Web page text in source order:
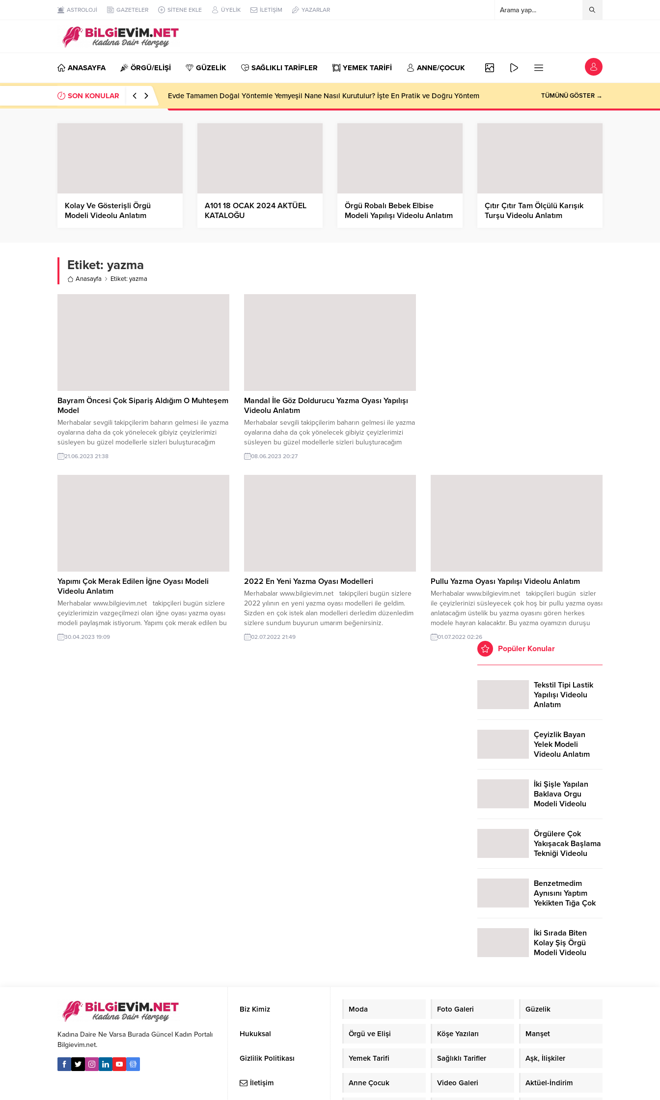
ASTROLOJİ GAZETELER SİTENE EKLE ÜYELİK İLETİŞİM YAZARLAR
ANASAYFA ÖRGÜ/ELİŞİ GÜZELİK SAĞLIKLI TARİFLER YEMEK TARİFİ ANNE/ÇOCUK
SON KONULAR Evde Tamamen Doğal Yöntemle Yemyeşil Nane Nasıl Kurutulur? İşte En Pratik ve Doğru Yöntem TÜMÜNÜ GÖSTER →
Kolay Ve Gösterişli Örgü
Modeli Videolu Anlatım
A101 18 OCAK 2024 AKTÜEL
KATALOĞU
Örgü Robalı Bebek Elbise
Modeli Yapılışı Videolu Anlatım
Çıtır Çıtır Tam Ölçülü Karışık
Turşu Videolu Anlatım
Etiket: yazma
Anasayfa Etiket: yazma
Bayram Öncesi Çok Sipariş Aldığım O Muhteşem
Model
Merhabalar sevgili takipçilerim baharın gelmesi ile yazma
oyalarına daha da çok yönelecek gibiyiz çeyizlerimizi
süsleyen bu güzel modellerle sizleri buluşturacağım
inşallah. Hemen yazmamızın görselini sizlerle paylaşmak
istiyorum. Bugün sizlere TIĞ ile rengarenk çiçekli oyası
21.06.2023 21:38
Mandal İle Göz Doldurucu Yazma Oyası Yapılışı
Videolu Anlatım
Merhabalar sevgili takipçilerim baharın gelmesi ile yazma
oyalarına daha da çok yönelecek gibiyiz çeyizlerimizi
süsleyen bu güzel modellerle sizleri buluşturacağım
inşallah. Hemen yazmamızın görselini sizlerle paylaşmak
istiyorum. Bugün sizlere TIĞ ile renk renk çiçekli oyası
08.06.2023 20:27
Yapımı Çok Merak Edilen İğne Oyası Modeli
Videolu Anlatım
Merhabalar www.bilgievim.net takipçileri bugün sizlere
çeyizlerimizin vazgeçilmezi olan iğne oyası yazma oyası
modeli paylaşmak istiyorum. Yapımı çok merak edilen bu
güzel modelimizin hemen bir görselini paylaşmak
istiyorum siz değerli takipçilerimle. Modelimiz bu şekilde
30.04.2023 19:09
2022 En Yeni Yazma Oyası Modelleri
Merhabalar www.bilgievim.net takipçileri bugün sizlere
2022 yılının en yeni yazma oyası modelleri ile geldim.
Sizden en çok istek alan modelleri derledim düzenledim
sizlere sundum buyurun umarım beğenirsiniz.
02.07.2022 21:49
Pullu Yazma Oyası Yapılışı Videolu Anlatım
Merhabalar www.bilgievim.net takipçileri bugün sizler
ile çeyizlerinizi süsleyecek çok hoş bir pullu yazma oyası
anlatacağım üstelik bu yazma oyasını gören herkes
modele hayran kalacaktır. Bu yazma oyamızın duruşu
modeli o kadar güzel ki hemen sizinle paylaşayım
eminim sizlerde bana hak vereceksinizdir bu pullu
yazma oyasının modelini yıllarca saklayabilirsiniz eminim
01.07.2022 02:26
Popüler Konular
Tekstil Tipi Lastik
Yapılışı Videolu
Anlatım
Çeyizlik Bayan
Yelek Modeli
Videolu Anlatım
İki Şişle Yapılan
Baklava Orgu
Modeli Videolu
Örgülere Çok
Yakışacak Başlama
Tekniği Videolu
Benzetmedim
Aynısını Yaptım
Yekikten Tığa Çok
İki Sırada Biten
Kolay Şiş Örgü
Modeli Videolu
Kadına Daire Ne Varsa Burada Güncel Kadın Portalı
Bilgievim.net.
Biz Kimiz
Hukuksal
Gizlilik Politikası
İletişim
Moda Foto Galeri Güzelik
Örgü ve Elişi Köşe Yazıları Manşet
Yemek Tarifi Sağlıklı Tarifler Aşk, İlişkiler
Anne Çocuk Video Galeri Aktüel-İndirim